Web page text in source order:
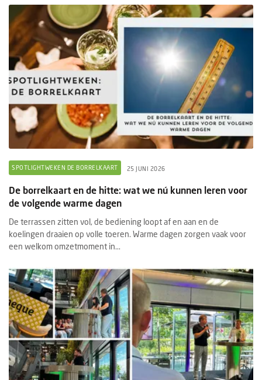
SPOTLIGHTWEKEN DE BORRELKAART 25 JUNI 2026
De borrelkaart en de hitte: wat we nú kunnen leren voor
de volgende warme dagen
De terrassen zitten vol, de bediening loopt af en aan en de
koelingen draaien op volle toeren. Warme dagen zorgen vaak voor
een welkom omzetmoment in...